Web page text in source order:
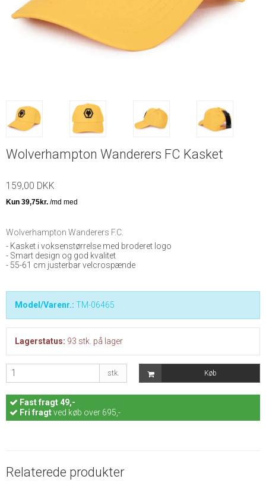
Wolverhampton Wanderers FC Kasket
159,00 DKK
Wolverhampton Wanderers F.C.
- Kasket i voksenstørrelse med broderet logo
- Smart design og god kvalitet
- 55-61 cm justerbar velcrospænde
Model/Varenr.: TM-06465
Lagerstatus: 93 stk. på lager
stk. Køb
Fastfragt 49,-
Fri fragtved køb over 695,-
Relaterede produkter